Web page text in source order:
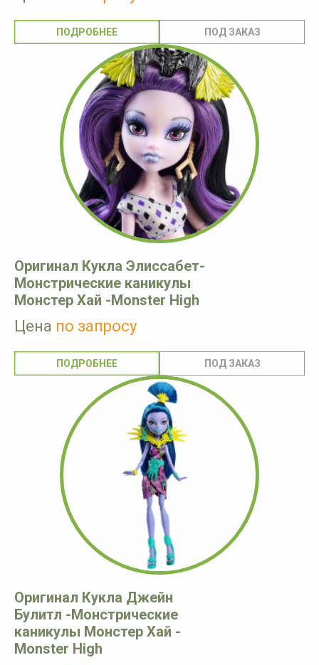
ПОДРОБНЕЕ
Оригинал Кукла Элиссабет-
Монстрические каникулы
Монстер Хай -Monster High
Цена по запросу
ПОДРОБНЕЕ
Оригинал Кукла Джейн
Булитл -Монстрические
каникулы Монстер Хай -
Monster High